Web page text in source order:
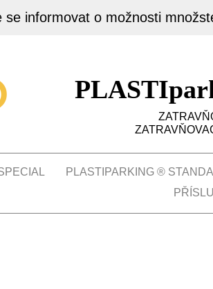
se informovat o možnosti
PLASTIPARKING ®